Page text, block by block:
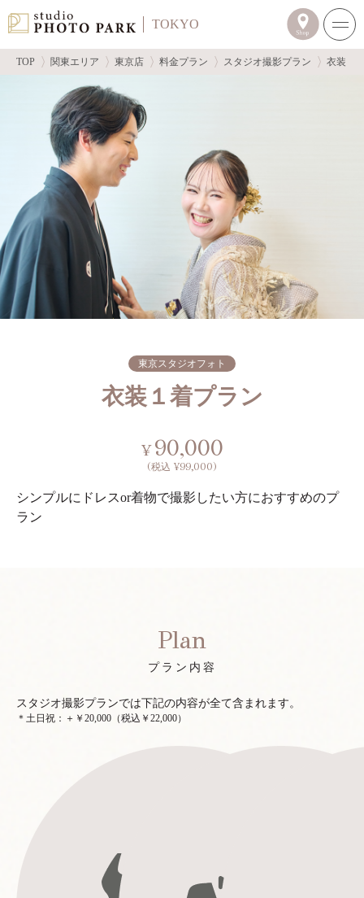
TOKYO
TOP 関東エリア 東京店 料金プラン スタジオ撮影プラン 衣装１
東京スタジオフォト
衣装１着プラン
¥90,000
(税込 ¥99,000)
シンプルにドレスor着物で撮影したい方におすすめのプ
ラン
Plan
プラン内容
スタジオ撮影プランでは下記の内容が全て含まれます。
＊土日祝：＋￥20,000（税込￥22,000）